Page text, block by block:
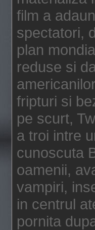
film a
spectatori,
plan
reduse si
fripturi si
pe scurt,
a troi intre
cunoscuta
oamenii,
vampiri,
in centrul
pornita